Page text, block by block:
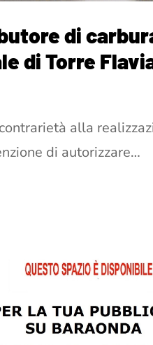
di
di Torre
alla
di autorizzare…